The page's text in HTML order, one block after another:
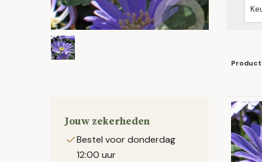
Jouw zekerheden
Bestel voor donderdag
12:00 uur
Product